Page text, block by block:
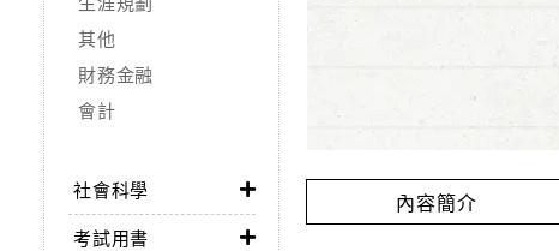
其他
財務金融
會計
社會科學
考試用書
內容簡介